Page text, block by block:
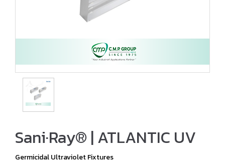
Sani·Ray® | ATLANTIC UV
Germicidal Ultraviolet Fixtures